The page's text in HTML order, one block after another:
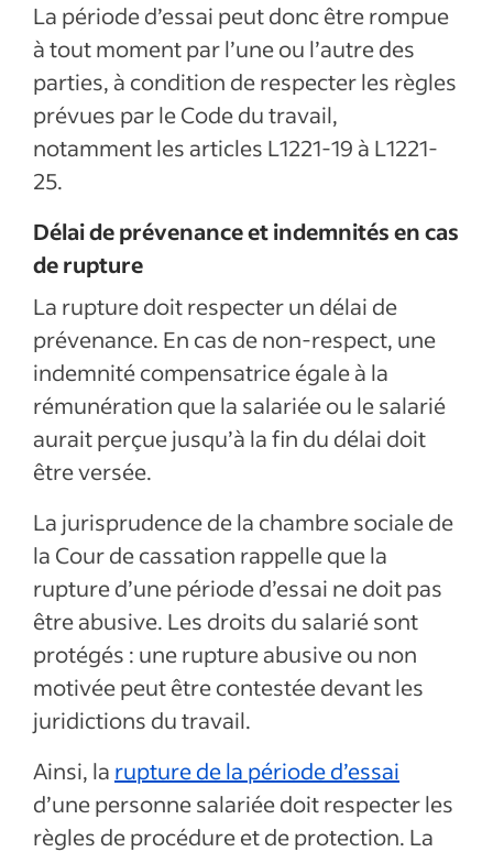
La période d’essai peut donc être rompue
à tout moment par l’une ou l’autre des
parties, à condition de respecter les règles
prévues par le Code du travail,
notamment les articles L1221-19 à L1221-
25.
Délai de prévenance et indemnités en cas
de rupture
La rupture doit respecter un délai de
prévenance. En cas de non-respect, une
indemnité compensatrice égale à la
rémunération que la salariée ou le salarié
aurait perçue jusqu’à la fin du délai doit
être versée.
La jurisprudence de la chambre sociale de
la Cour de cassation rappelle que la
rupture d’une période d’essai ne doit pas
être abusive. Les droits du salarié sont
protégés : une rupture abusive ou non
motivée peut être contestée devant les
juridictions du travail.
Ainsi, la rupture de la période d’essai
d’une personne salariée doit respecter les
règles de procédure et de protection. La